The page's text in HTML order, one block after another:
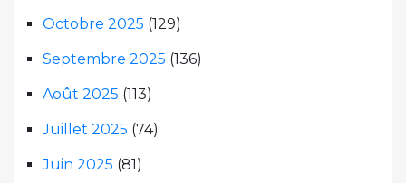
Octobre 2025 (129)
Septembre 2025 (136)
Août 2025 (113)
Juillet 2025 (74)
Juin 2025 (81)